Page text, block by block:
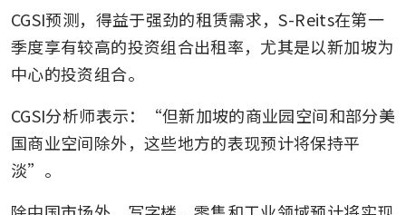
CGSI预测，得益于强劲的租赁需求，S-Reits在第一
季度享有较高的投资组合出租率，尤其是以新加坡为
中心的投资组合。
CGSI分析师表示：“但新加坡的商业园空间和部分美
国商业空间除外，这些地方的表现预计将保持平
淡”。